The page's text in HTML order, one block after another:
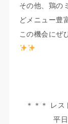
その他、鶏の
どメニュー豊
この機会にぜ
＊＊＊ レス
平日